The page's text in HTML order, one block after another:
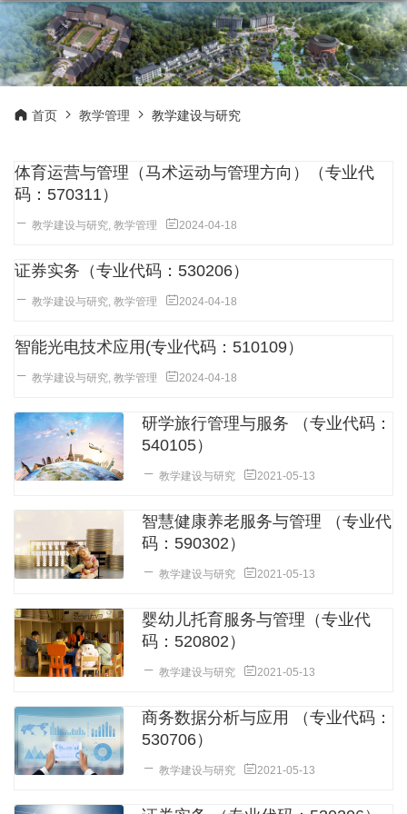
首页 教学管理 教学建设与研究
体育运营与管理（马术运动与管理方向）（专业代
码：570311）
教学建设与研究, 教学管理 2024-04-18
证券实务（专业代码：530206）
教学建设与研究, 教学管理 2024-04-18
智能光电技术应用(专业代码：510109）
教学建设与研究, 教学管理 2024-04-18
研学旅行管理与服务 （专业代码：
540105）
教学建设与研究 2021-05-13
智慧健康养老服务与管理 （专业代
码：590302）
教学建设与研究 2021-05-13
婴幼儿托育服务与管理（专业代
码：520802）
教学建设与研究 2021-05-13
商务数据分析与应用 （专业代码：
530706）
教学建设与研究 2021-05-13